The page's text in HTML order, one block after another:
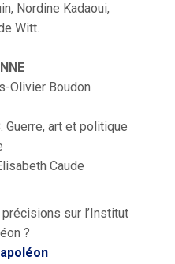
Nordine Kadaoui,
Witt.
Olivier Boudon
. Guerre, art et politique
Caude
sur l’Institut
?